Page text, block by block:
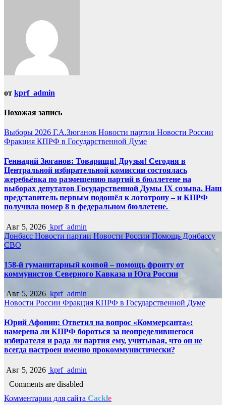
от kprf_admin
Похожая запись
Выборы 2026 Г.А.Зюганов Новости партии Новости России
Фракция КПРФ в Государственной Думе
Геннадий Зюганов: Товарищи! Друзья! Сегодня в
Центральной избирательной комиссии состоялась
жеребьёвка по размещению партий в бюллетене на
выборах депутатов Государственной Думы IX созыва. Наш
представитель первым подошёл к лототрону – и КПРФ
получила номер 8 в федеральном бюллетене.
Авг 5, 2026 kprf_admin
Донбасс Новости партии Новости России Помощь Донбассу
СВО
158-й гуманитарный конвой – помощь фронту от
коммунистов Северного Кавказа и Юга России
Авг 5, 2026 kprf_admin
Новости России Фракция КПРФ в Государственной Думе
Юрий Афонин: Ответил на вопрос «Коммерсанта»:
намерена ли КПРФ бороться за неопределившегося
избирателя и рада ли партия ему, учитывая, что он не
всегда настроен именно прокоммунистически?
Авг 5, 2026 kprf_admin
Comments are disabled
Комментарии для сайта Cackle